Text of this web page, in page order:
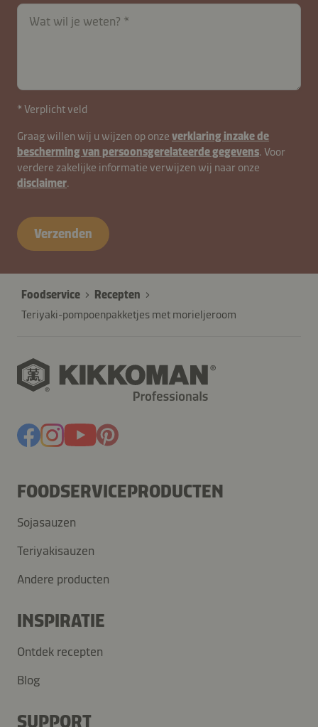
Wat wil je weten?
* Verplicht veld
contactNL-
B2B-
26615-
jqVi21Z5LWk
Graag willen wij u wijzen op onze verklaring inzake de
bescherming van persoonsgerelateerde gegevens. Voor
verdere zakelijke informatie verwijzen wij naar onze
disclaimer.
Verzenden
Foodservice
Recepten
Teriyaki-pompoenpakketjes met morieljeroom
FOODSERVICEPRODUCTEN
Sojasauzen
Teriyakisauzen
Andere producten
INSPIRATIE
Ontdek recepten
Blog
SUPPORT